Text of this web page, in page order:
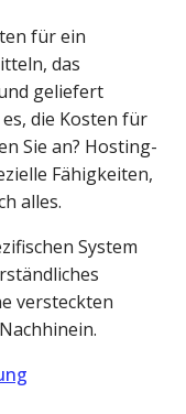
für ein
das
geliefert
die Kosten für
Sie an? Hosting-
Fähigkeiten,
alles.
System
versteckten